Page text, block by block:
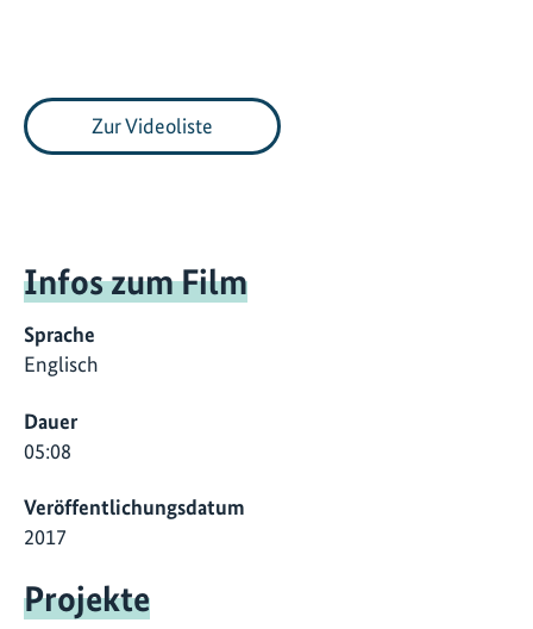
Zur Videoliste
Infos zum Film
Sprache
Englisch
Dauer
05:08
Veröffentlichungsdatum
2017
Projekte